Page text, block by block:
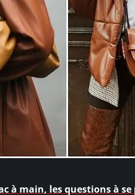
à main, les questions à se